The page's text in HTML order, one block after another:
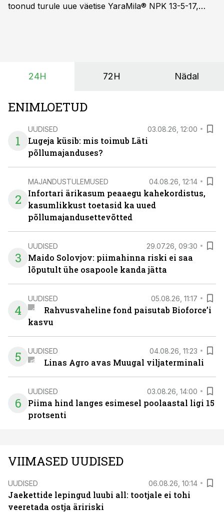
toonud turule uue väetise YaraMila® NPK 13-5-17,
24H 72H Nädal
ENIMLOETUD
1
UUDISED 03.08.26, 12:00
Lugeja küsib: mis toimub Läti
põllumajanduses?
2
MAJANDUSTULEMUSED 04.08.26, 12:14
Infortari ärikasum peaaegu kahekordistus,
kasumlikkust toetasid ka uued
põllumajandusettevõtted
3
UUDISED 29.07.26, 09:30
Maido Solovjov: piimahinna riski ei saa
lõputult ühe osapoole kanda jätta
4
UUDISED 05.08.26, 11:17
Rahvusvaheline fond paisutab Bioforce’i
kasvu
5 UUDISED 04.08.26, 11:23
Linas Agro avas Muugal viljaterminali
6
UUDISED 03.08.26, 14:00
Piima hind langes esimesel poolaastal ligi 15
protsenti
VIIMASED UUDISED
UUDISED 06.08.26, 10:14
Jaekettide lepingud luubi all: tootjale ei tohi
veeretada ostja äririski